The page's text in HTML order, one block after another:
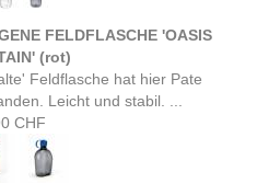
FELDFLASCHE 'OASIS
(rot)
Feldflasche hat hier Pate
Leicht und stabil. ...
CHF